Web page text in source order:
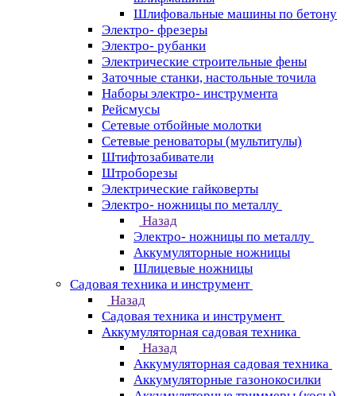
Шлифовальные машины по бетону
Электро- фрезеры
Электро- рубанки
Электрические строительные фены
Заточные станки, настольные точила
Наборы электро- инструмента
Рейсмусы
Сетевые отбойные молотки
Сетевые реноваторы (мультитулы)
Штифтозабиватели
Штроборезы
Электрические гайковерты
Электро- ножницы по металлу
Назад
Электро- ножницы по металлу
Аккумуляторные ножницы
Шлицевые ножницы
Cадовая техника и инструмент
Назад
Cадовая техника и инструмент
Аккумуляторная садовая техника
Назад
Аккумуляторная садовая техника
Аккумуляторные газонокосилки